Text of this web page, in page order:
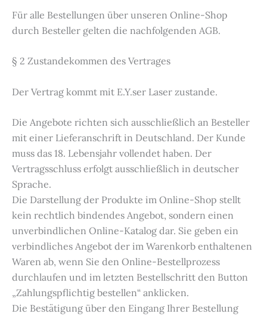
Für alle Bestellungen über unseren Online-Shop
durch Besteller gelten die nachfolgenden AGB.
§ 2 Zustandekommen des Vertrages
Der Vertrag kommt mit E.Y.ser Laser zustande.
Die Angebote richten sich ausschließlich an Besteller
mit einer Lieferanschrift in Deutschland. Der Kunde
muss das 18. Lebensjahr vollendet haben. Der
Vertragsschluss erfolgt ausschließlich in deutscher
Sprache.
Die Darstellung der Produkte im Online-Shop stellt
kein rechtlich bindendes Angebot, sondern einen
unverbindlichen Online-Katalog dar. Sie geben ein
verbindliches Angebot der im Warenkorb enthaltenen
Waren ab, wenn Sie den Online-Bestellprozess
durchlaufen und im letzten Bestellschritt den Button
„Zahlungspflichtig bestellen“ anklicken.
Die Bestätigung über den Eingang Ihrer Bestellung